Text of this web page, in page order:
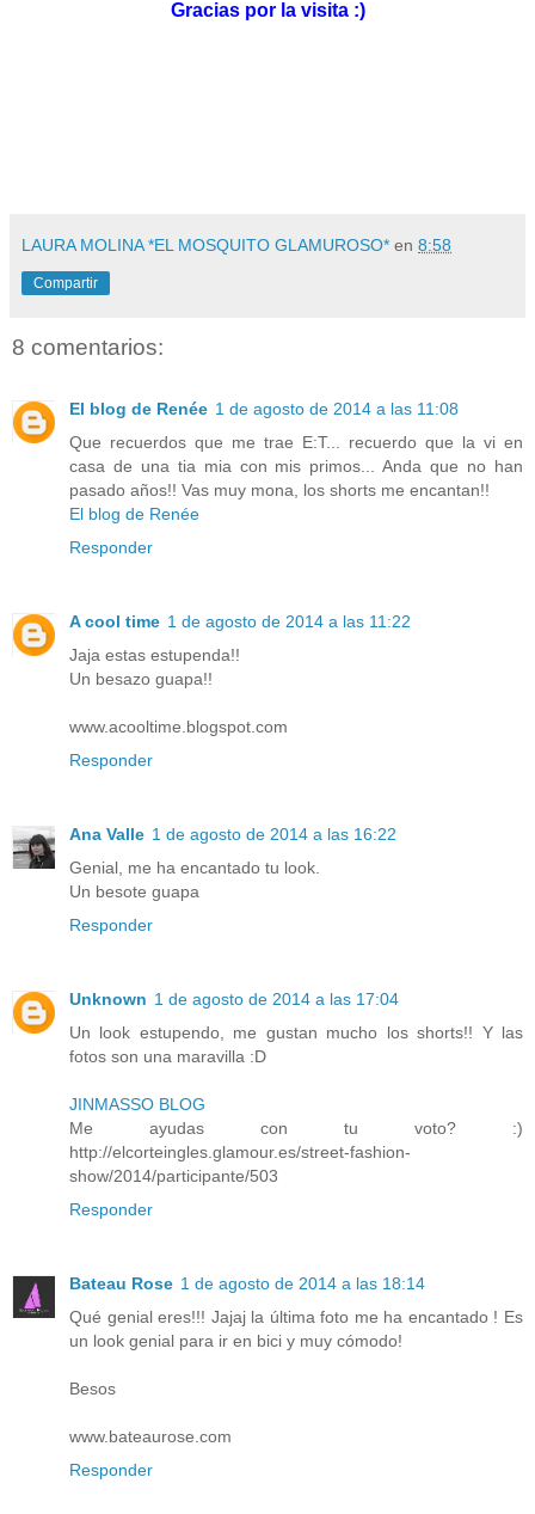
Gracias por la visita :)
LAURA MOLINA *EL MOSQUITO GLAMUROSO* en 8:58
Compartir
8 comentarios:
El blog de Renée 1 de agosto de 2014 a las 11:08
Que recuerdos que me trae E:T... recuerdo que la vi en
casa de una tia mia con mis primos... Anda que no han
pasado años!! Vas muy mona, los shorts me encantan!!
El blog de Renée
Responder
A cool time 1 de agosto de 2014 a las 11:22
Jaja estas estupenda!!
Un besazo guapa!!
www.acooltime.blogspot.com
Responder
Ana Valle 1 de agosto de 2014 a las 16:22
Genial, me ha encantado tu look.
Un besote guapa
Responder
Unknown 1 de agosto de 2014 a las 17:04
Un look estupendo, me gustan mucho los shorts!! Y las
fotos son una maravilla :D
JINMASSO BLOG
Me ayudas con tu voto? :)
http://elcorteingles.glamour.es/street-fashion-
show/2014/participante/503
Responder
Bateau Rose 1 de agosto de 2014 a las 18:14
Qué genial eres!!! Jajaj la última foto me ha encantado ! Es
un look genial para ir en bici y muy cómodo!
Besos
www.bateaurose.com
Responder